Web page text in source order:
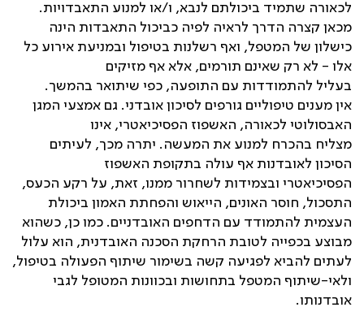
לכאורה שתמיד ביכולתם לנבא, ו/או למנוע התאבדויות.
מכאן קצרה הדרך לראיה לפיה כביכול התאבדות הינה
כישלון של המטפל, ואף רשלנות בטיפול ובמניעת אירוע כל
אלו - לא רק שאינם תורמים, אלא אף מזיקים
בעליל להתמודדות עם התופעה, כפי שיתואר בהמשך.‏
אין מענים טיפוליים גורפים לסיכון אובדני. גם אמצעי המגן
האבסולוטי לכאורה, האשפוז הפסיכיאטרי, אינו
מצליח בהכרח למנוע את המעשה. יתרה מכך, לעיתים
הסיכון לאובדנות אף עולה בתקופת האשפוז
הפסיכיאטרי ובצמידות לשחרור ממנו, זאת, על רקע הכעס,
התסכול, חוסר האונים, הייאוש והפחתת האמון ביכולת
העצמית להתמודד עם הדחפים האובדניים. כמו כן, כשהוא
מבוצע בכפייה לטובת הרחקת הסכנה האובדנית, הוא עלול
לעתים להביא לפגיעה קשה בשימור שיתוף הפעולה בטיפול,
ולאי-שיתוף המטפל בתחושות ובכוונות המטופל לגבי
אובדנותו.‏